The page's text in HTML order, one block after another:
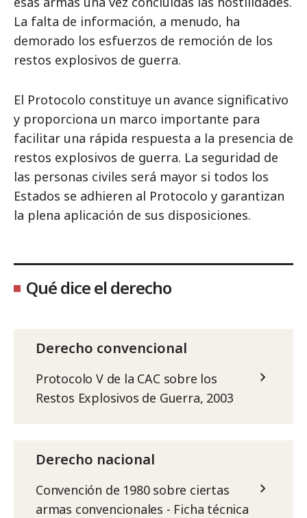
La falta de información, a menudo, ha
demorado los esfuerzos de remoción de los
restos explosivos de guerra.
El Protocolo constituye un avance significativo
y proporciona un marco importante para
facilitar una rápida respuesta a la presencia de
restos explosivos de guerra. La seguridad de
las personas civiles será mayor si todos los
Estados se adhieren al Protocolo y garantizan
la plena aplicación de sus disposiciones.
Qué dice el derecho
Derecho convencional
Protocolo V de la CAC sobre los
Restos Explosivos de Guerra, 2003
Derecho nacional
Convención de 1980 sobre ciertas
armas convencionales - Ficha técnica